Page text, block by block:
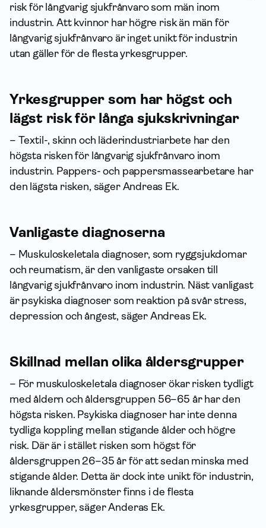
risk för långvarig sjukfrånvaro som män inom
industrin. Att kvinnor har högre risk än män för
långvarig sjukfrånvaro är inget unikt för industrin
utan gäller för de flesta yrkesgrupper.
Yrkesgrupper som har högst och
lägst risk för långa sjukskrivningar
– Textil-, skinn och läderindustriarbete har den
högsta risken för långvarig sjukfrånvaro inom
industrin. Pappers- och pappersmassearbetare har
den lägsta risken, säger Andreas Ek.
Vanligaste diagnoserna
– Muskuloskeletala diagnoser, som ryggsjukdomar
och reumatism, är den vanligaste orsaken till
långvarig sjukfrånvaro inom industrin. Näst vanligast
är psykiska diagnoser som reaktion på svår stress,
depression och ångest, säger Andreas Ek.
Skillnad mellan olika åldersgrupper
– För muskuloskeletala diagnoser ökar risken tydligt
med åldern och åldersgruppen 56–65 år har den
högsta risken. Psykiska diagnoser har inte denna
tydliga koppling mellan stigande ålder och högre
risk. Där är i stället risken som högst för
åldersgruppen 26–35 år för att sedan minska med
stigande ålder. Detta är dock inte unikt för industrin,
liknande åldersmönster finns i de flesta
yrkesgrupper, säger Anderas Ek.